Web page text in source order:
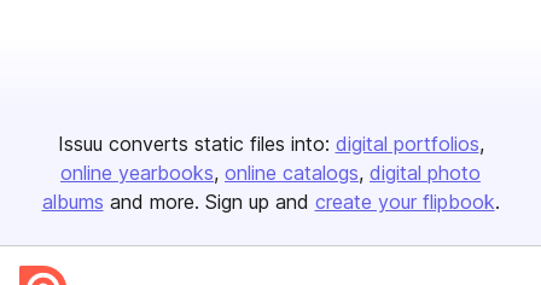
Issuu converts static files into: digital portfolios
online yearbooks online catalogs digital photo
albums and more. Sign up and create your flipbook.